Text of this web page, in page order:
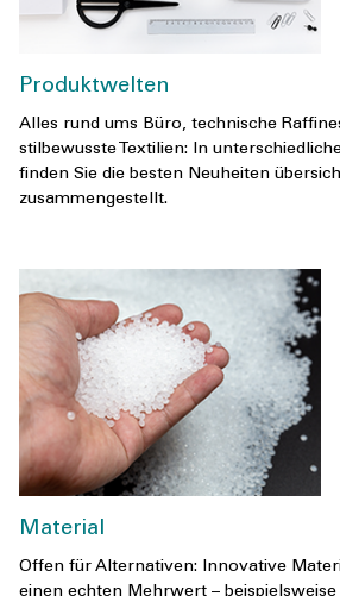
Produktwelten
Alles rund ums Büro, technische
stilbewusste Textilien: In
finden Sie die besten Neuheiten
zusammengestellt.
Material
Offen für Alternativen: Innovative
einen echten Mehrwert –